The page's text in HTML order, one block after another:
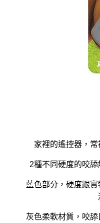
家裡的遙控器，
2種不同硬度的咬
藍色部分，硬度跟
灰色柔軟材質，咬